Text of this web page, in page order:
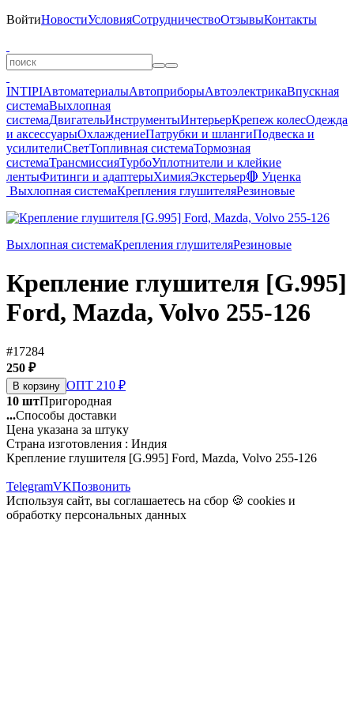
ВойтиНовостиУсловияСотрудничествоОтзывыКонтакты
INTIPIАвтоматериалыАвтоприборыАвтоэлектрикаВпускная
системаВыхлопная
системаДвигательИнструментыИнтерьерКрепеж колесОдежда
и аксессуарыОхлаждениеПатрубки и шлангиПодвеска и
усилителиСветТопливная системаТормозная
системаТрансмиссияТурбоУплотнители и клейкие
лентыФитинги и адаптерыХимияЭкстерьер🔴 Уценка
Выхлопная системаКрепления глушителяРезиновые
Выхлопная системаКрепления глушителяРезиновые
Крепление глушителя [G.995]
Ford, Mazda, Volvo 255-126
#17284
250 ₽
В корзину ОПТ 210 ₽
10 штПригородная
...Способы доставки
Цена указана за штуку
Страна изготовления : Индия
Крепление глушителя [G.995] Ford, Mazda, Volvo 255-126
TelegramVKПозвонить
Используя сайт, вы соглашаетесь на сбор 🍪 cookies и
обработку персональных данных